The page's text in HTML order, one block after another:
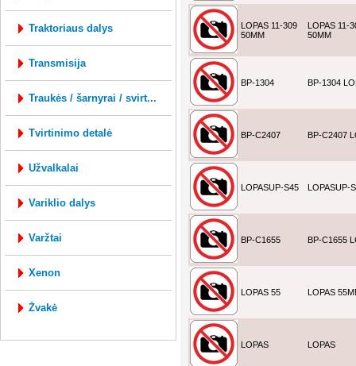
traktoriaus dalys
transmisija
traukės / šarnyrai / svirt...
tvirtinimo detalė
užvalkalai
variklio dalys
varžtai
xenon
žvakė
LOPAS 11-309
50MM
LOPAS 11-
50MM
BP-1304 BP-1304
BP-C2407 BP-C2407
LOPASUP-S45 LOPASUP-
BP-C1655 BP-C1655
LOPAS 55 LOPAS
LOPAS LOPAS